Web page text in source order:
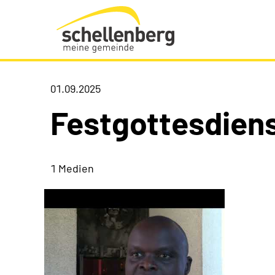
Gemeinde Schellenberg Startseite
01.09.2025
1 Medien